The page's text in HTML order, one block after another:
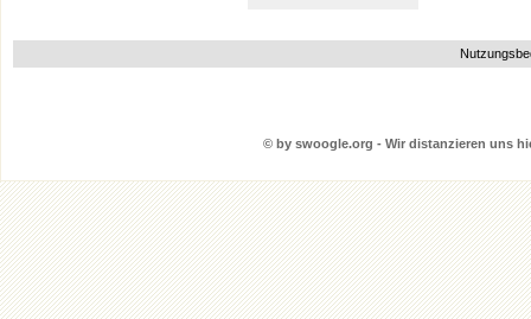
© by swoogle.org - Wir distanzieren uns